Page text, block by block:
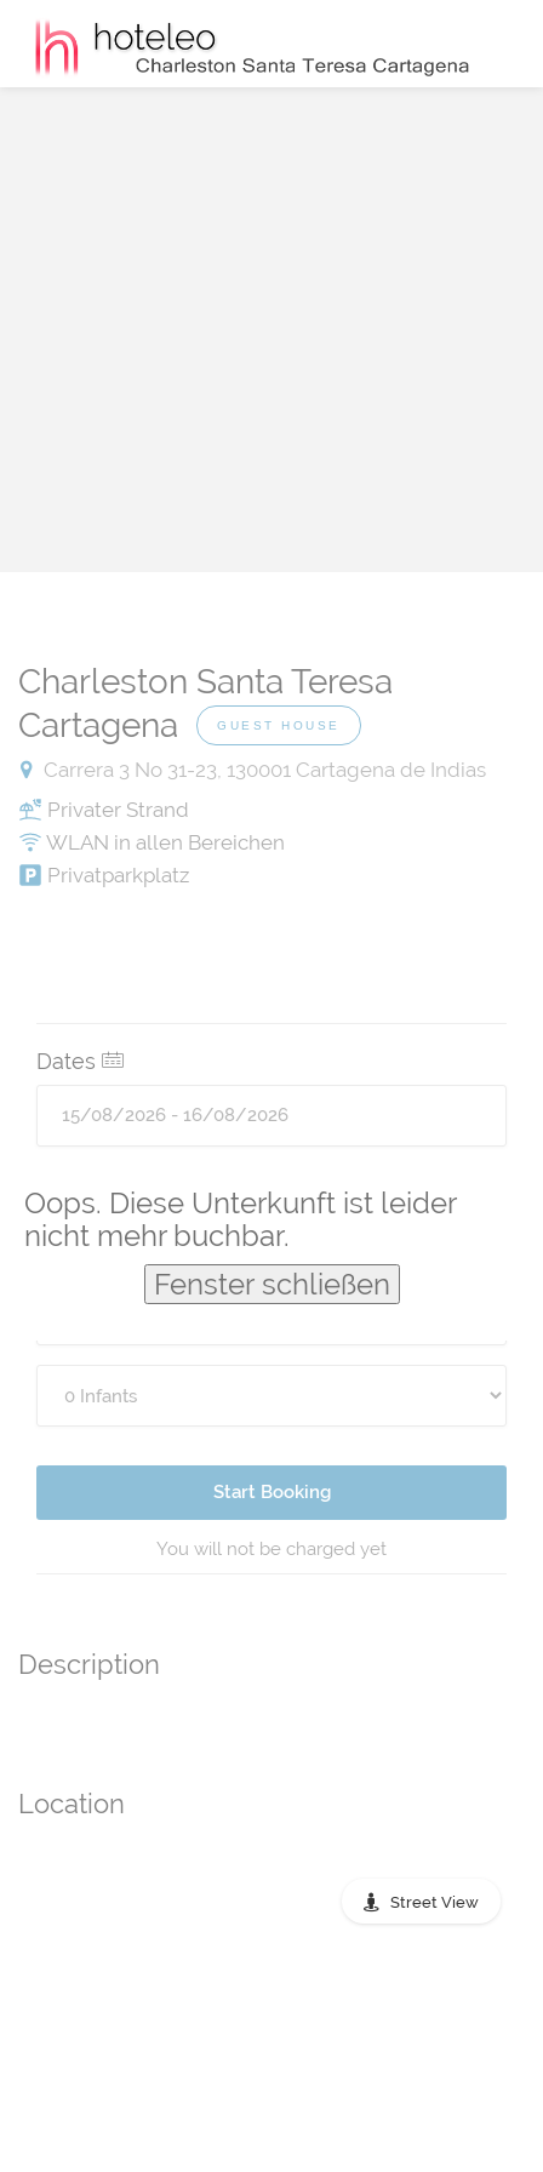
Oops. Diese Unterkunft ist leider
nicht mehr buchbar.
Fenster schließen
Charleston Santa Teresa
Cartagena
GUEST HOUSE
Carrera 3 No 31-23, 130001 Cartagena de Indias
Privater Strand
WLAN in allen Bereichen
Privatparkplatz
Dates
Start Booking
You will not be charged yet
Description
Location
Street View